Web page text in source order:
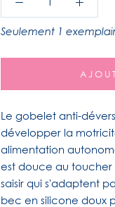
Seulement 1
Le gobelet anti-
développer la
alimentation
est douce au
saisir qui s'adaptent
bec en silicone doux